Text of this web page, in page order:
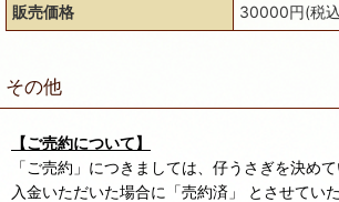
販売価格
30000円(税
その他
【ご売約について】
「ご売約」につきましては、仔うさぎを決め
入金いただいた場合に「売約済」 とさせていた